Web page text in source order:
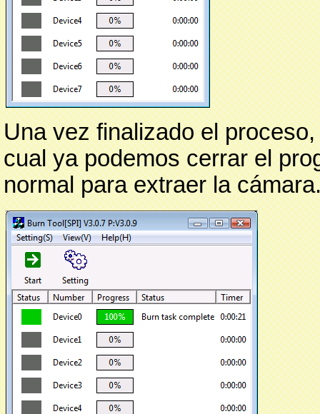
Una vez finalizado el
cual ya podemos cerrar el
normal para extraer la